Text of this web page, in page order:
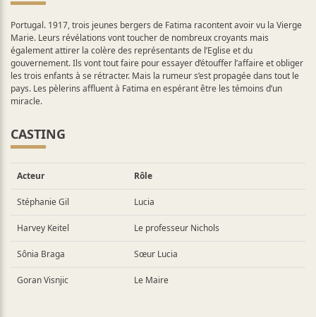
Portugal. 1917, trois jeunes bergers de Fatima racontent avoir vu la Vierge
Marie. Leurs révélations vont toucher de nombreux croyants mais
également attirer la colère des représentants de l’Eglise et du
gouvernement. Ils vont tout faire pour essayer d’étouffer l’affaire et obliger
les trois enfants à se rétracter. Mais la rumeur s’est propagée dans tout le
pays. Les pèlerins affluent à Fatima en espérant être les témoins d’un
miracle.
CASTING
Acteur Rôle
Stéphanie Gil Lucia
Harvey Keitel Le professeur Nichols
Sônia Braga Sœur Lucia
Goran Visnjic Le Maire